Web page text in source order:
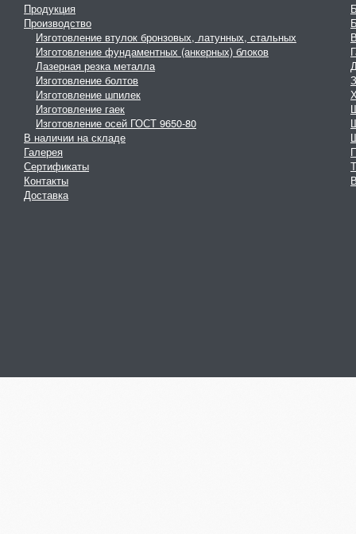
Продукция
Производство
Изготовление втулок бронзовых, латунных, стальных
Изготовление фундаментных (анкерных) блоков
Лазерная резка металла
Изготовление болтов
Изготовление шпилек
Изготовление гаек
Изготовление осей ГОСТ 9650-80
В наличии на складе
Галерея
Сертификаты
Контакты
Доставка